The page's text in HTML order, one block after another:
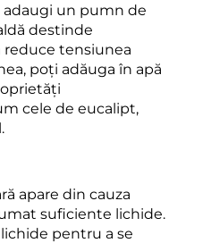
adaugi un pumn de
destinde
reduce tensiunea
poți adăuga în apă
cele de eucalipt,
apare din cauza
suficiente lichide.
pentru a se